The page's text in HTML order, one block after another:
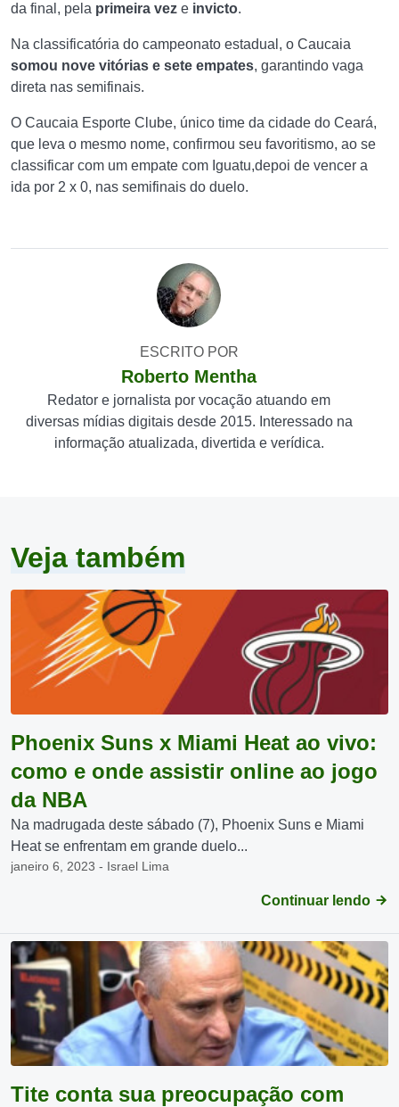
da final, pela primeira vez e invicto.
Na classificatória do campeonato estadual, o Caucaia
somou nove vitórias e sete empates, garantindo vaga
direta nas semifinais.
O Caucaia Esporte Clube, único time da cidade do Ceará,
que leva o mesmo nome, confirmou seu favoritismo, ao se
classificar com um empate com Iguatu,depoi de vencer a
ida por 2 x 0, nas semifinais do duelo.
ESCRITO POR
Roberto Mentha
Redator e jornalista por vocação atuando em
diversas mídias digitais desde 2015. Interessado na
informação atualizada, divertida e verídica.
Veja também
Phoenix Suns x Miami Heat ao vivo:
como e onde assistir online ao jogo
da NBA
Na madrugada deste sábado (7), Phoenix Suns e Miami
Heat se enfrentam em grande duelo...
janeiro 6, 2023 - Israel Lima
Continuar lendo
Tite conta sua preocupação com